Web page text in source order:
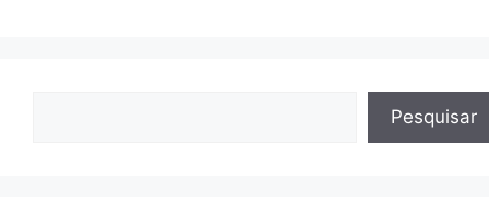
Pesquisar